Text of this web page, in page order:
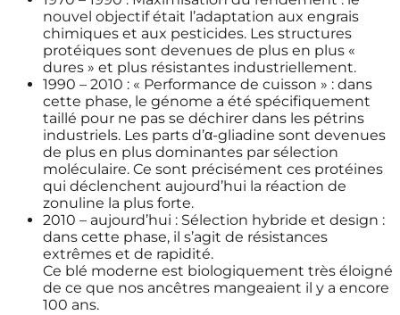
nouvel objectif était l’adaptation aux engrais
chimiques et aux pesticides. Les structures
protéiques sont devenues de plus en plus «
dures » et plus résistantes industriellement.
1990 – 2010 : « Performance de cuisson » : dans
cette phase, le génome a été spécifiquement
taillé pour ne pas se déchirer dans les pétrins
industriels. Les parts d’α-gliadine sont devenues
de plus en plus dominantes par sélection
moléculaire. Ce sont précisément ces protéines
qui déclenchent aujourd’hui la réaction de
zonuline la plus forte.
2010 – aujourd’hui : Sélection hybride et design :
dans cette phase, il s’agit de résistances
extrêmes et de rapidité.
Ce blé moderne est biologiquement très éloigné
de ce que nos ancêtres mangeaient il y a encore
100 ans.